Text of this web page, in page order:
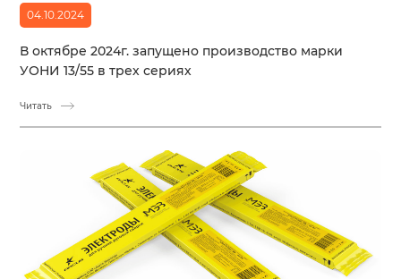
04.10.2024
В октябре 2024г. запущено производство марки
УОНИ 13/55 в трех сериях
Читать